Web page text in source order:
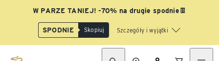
W PARZE TANIEJ! -70% na drugie spodnie👖
SPODNIE Skopiuj Szczegóły i wyjątki